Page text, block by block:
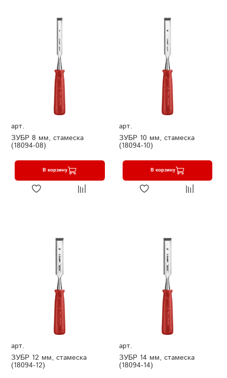
арт.
ЗУБР 8 мм, стамеска
(18094-08)
В корзину
арт.
ЗУБР 10 мм, стамеска
(18094-10)
В корзину
арт.
ЗУБР 12 мм, стамеска
(18094-12)
арт.
ЗУБР 14 мм, стамеска
(18094-14)